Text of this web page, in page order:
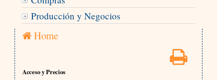
Producción y Negocios
Home
Acceso y Precios